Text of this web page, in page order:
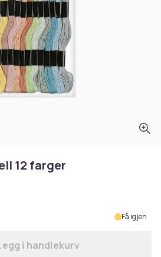
12 farger
Få igjen
Legg Mulin 8 mm pastell
i handlekurv